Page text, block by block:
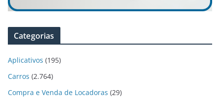
Categorias
Aplicativos (195)
Carros (2.764)
Compra e Venda de Locadoras (29)